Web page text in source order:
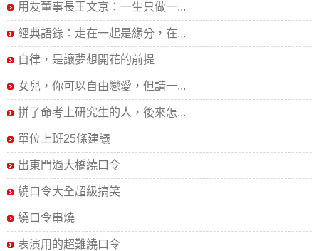
用友董事長王文京：一生只做一...
經典語錄：走在一起是緣分，在...
自律，是讓夢想開花的前提
女兒，你可以自由戀愛，但請一...
拼了命考上研究生的人，後來怎...
單位上班25條建議
出東門過大橋繞口令
繞口令大全超級搞笑
繞口令串燒
表演用的超難繞口令